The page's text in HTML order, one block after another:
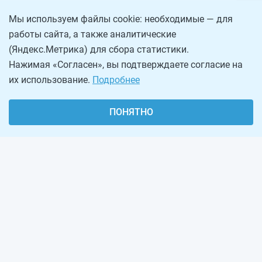
Мы используем файлы cookie: необходимые — для
работы сайта, а также аналитические
(Яндекс.Метрика) для сбора статистики.
Нажимая «Согласен», вы подтверждаете согласие на
их использование. Подробнее
ПОНЯТНО